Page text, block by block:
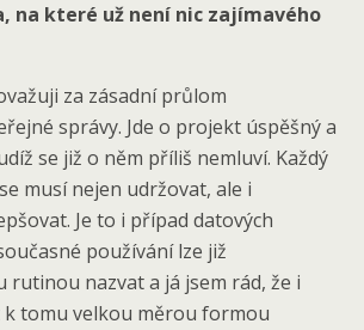
na které už není nic zajímavého
za zásadní průlom
správy. Jde o projekt úspěšný a
se již o něm příliš nemluví. Každý
musí nejen udržovat, ale i
Je to i případ datových
používání lze již
rutinou nazvat a já jsem rád, že i
k tomu velkou měrou formou